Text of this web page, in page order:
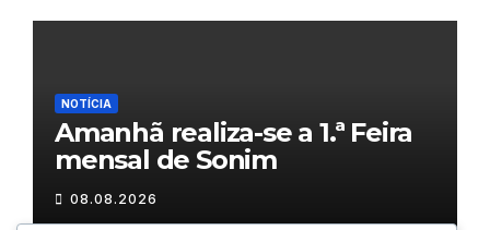
NOTÍCIA
Amanhã realiza-se a 1.ª Feira
mensal de Sonim
08.08.2026